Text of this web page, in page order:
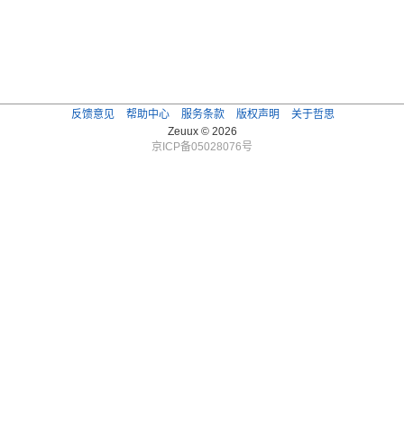
反馈意见 帮助中心 服务条款 版权声明
关于哲思
Zeuux © 2026
京ICP备05028076号